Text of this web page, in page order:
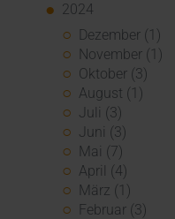
2024
Dezember (1)
November (1)
Oktober (3)
August (1)
Juli (3)
Juni (3)
Mai (7)
April (4)
März (1)
Februar (3)